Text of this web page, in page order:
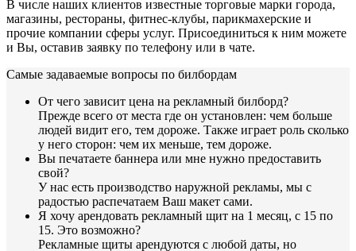
В числе наших клиентов известные торговые марки города,
магазины, рестораны, фитнес-клубы, парикмахерские и
прочие компании сферы услуг. Присоединиться к ним можете
и Вы, оставив заявку по телефону или в чате.
Самые задаваемые вопросы по билбордам
От чего зависит цена на рекламный билборд?
Прежде всего от места где он установлен: чем больше
людей видит его, тем дороже. Также играет роль сколько
у него сторон: чем их меньше, тем дороже.
Вы печатаете баннера или мне нужно предоставить
свой?
У нас есть производство наружной рекламы, мы с
радостью распечатаем Ваш макет сами.
Я хочу арендовать рекламный щит на 1 месяц, с 15 по
15. Это возможно?
Рекламные щиты арендуются с любой даты, но